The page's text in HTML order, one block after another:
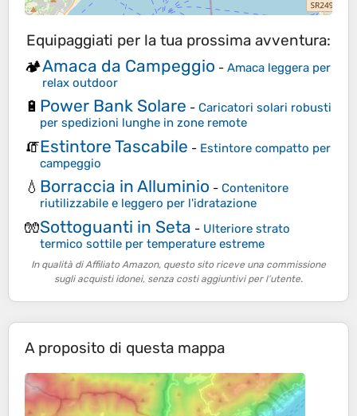
Equipaggiati per la tua prossima avventura:
🏕️Amaca da Campeggio - Amaca leggera per
relax outdoor
🔋 Power Bank Solare - Caricatori solari robusti
per spedizioni lunghe in zone remote
🧯Estintore Tascabile - Estintore compatto per
campeggio
💧 Borraccia in Alluminio - Contenitore
riutilizzabile e leggero per l'idratazione
🧤Sottoguanti in Seta - Ulteriore strato
termico sottile per temperature estreme
In qualità di Affiliato Amazon, questo sito riceve una commissione
sugli acquisti idonei, senza costi aggiuntivi per l’utente.
A proposito di questa mappa